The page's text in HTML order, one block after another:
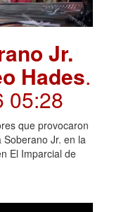
Jr.
Hades.
05:28
que provocaron
Jr. en la
El Imparcial de